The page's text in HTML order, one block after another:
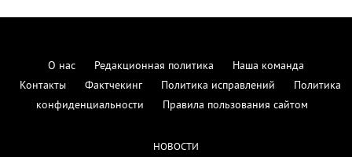
О нас Редакционная политика
Наша команда
Контакты
Фактчекинг Политика исправлений
Политика
конфиденциальности
Правила пользования сайтом
НОВОСТИ